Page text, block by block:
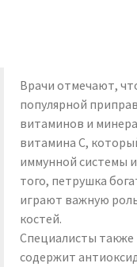
Врачи отмечают,
популярной
витаминов и
витамина C,
иммунной системы
того, петрушка
играют важную
костей.
Специалисты
содержит